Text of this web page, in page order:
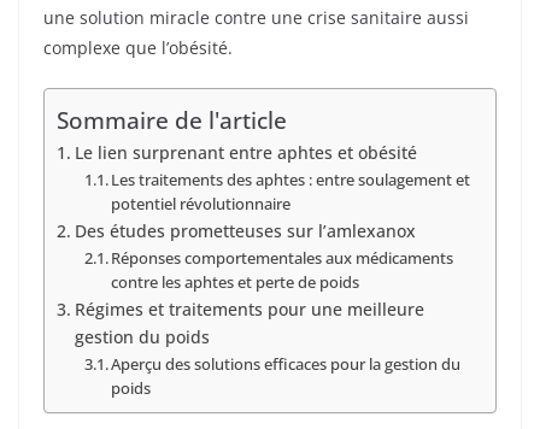
une solution miracle contre une crise sanitaire aussi
complexe que l’obésité.
Sommaire de l'article
Le lien surprenant entre aphtes et obésité
Les traitements des aphtes : entre soulagement et
potentiel révolutionnaire
Des études prometteuses sur l’amlexanox
Réponses comportementales aux médicaments
contre les aphtes et perte de poids
Régimes et traitements pour une meilleure
gestion du poids
Aperçu des solutions efficaces pour la gestion du
poids